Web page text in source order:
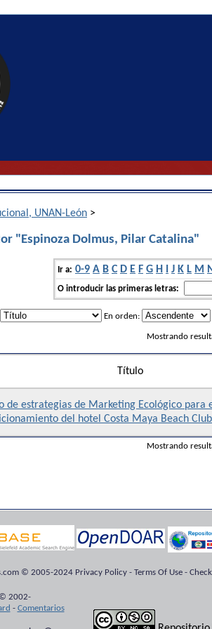
UNAN-León >
"Espinoza Dolmus, Pilar Catalina"
Ir a: 0-9 A B C D E F G H I J K L M
O introducir las primeras letras:
En orden:
Mostrando
Título
de estrategias de Marketing Ecológico para
del hotel Costa Maya Beach
Mostrando
© 2005-2024 Privacy Policy - Terms Of Use -
2002-
- Comentarios